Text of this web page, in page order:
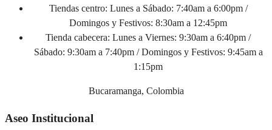
Tiendas centro: Lunes a Sábado: 7:40am a 6:00pm /
Domingos y Festivos: 8:30am a 12:45pm
Tienda cabecera: Lunes a Viernes: 9:30am a 6:40pm /
Sábado: 9:30am a 7:40pm / Domingos y Festivos: 9:45am a
1:15pm
Bucaramanga, Colombia
Aseo Institucional